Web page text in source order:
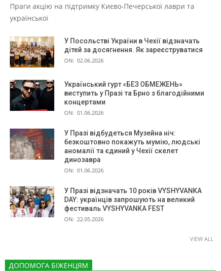
Праги акцію на підтримку Києво-Печерської лаври та
української
У Посольстві України в Чехії відзначать
дітей за досягнення. Як зареєструватися
ON: 02.06.2026
Український гурт «БЕЗ ОБМЕЖЕНЬ»
виступить у Празі та Брно з благодійними
концертами
ON: 01.06.2026
У Празі відбудеться Музейна ніч:
безкоштовно покажуть мумію, людські
аномалії та єдиний у Чехії скелет
динозавра
ON: 01.06.2026
У Празі відзначать 10 років VYSHYVANKA
DAY: українців запрошують на великий
фестиваль VYSHYVANKA FEST
ON: 22.05.2026
VIEW ALL
ДОПОМОГА БІЖЕНЦЯМ